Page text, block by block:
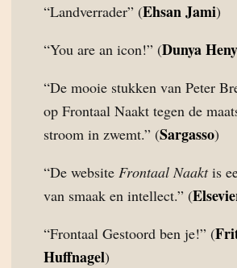
“Landverrader” (Ehsan Jami)
“You are an icon!” (Dunya
“De mooie stukken van Peter
op Frontaal Naakt tegen de
stroom in zwemt.” (Sargasso)
“De website Frontaal Naaktis
van smaak en intellect.” (
“Frontaal Gestoord ben je!” (
Huffnagel)